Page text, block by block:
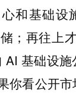
和基础设
；再往上才
AI 基础设
你看公开